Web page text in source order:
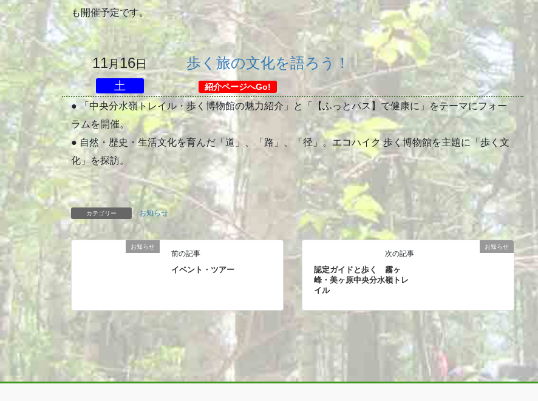
も開催予定です。
11月16日
土
歩く旅の文化を語ろう！
紹介ページへGo!
● 「中央分水嶺トレイル・歩く博物館の魅力紹介」と「【ふっとパス】で健康に」をテーマにフォー
ラムを開催。
● 自然・歴史・生活文化を育んだ「道」、「路」、「径」。エコハイク 歩く博物館を主題に「歩く文
化」を探訪。
カテゴリー お知らせ
お知らせ
前の記事
イベント・ツアー
お知らせ
次の記事
認定ガイドと歩く 霧ヶ
峰・美ヶ原中央分水嶺トレ
イル